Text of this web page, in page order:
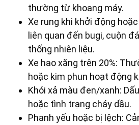
thường từ khoang máy.
Xe rung khi khởi động
liên quan đến bugi, cuộn
thống nhiên liệu.
Xe hao xăng trên 20%:
hoặc kim phun hoạt động
Khói xả màu đen/xanh:
hoặc tình trạng cháy dầu.
Phanh yếu hoặc bị lệch: